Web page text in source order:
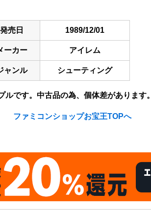
発売日 1989/12/01
ーカー アイレム
ャンル シューティング
ルです。中古品の為、個体差があります。
ファミコンショップお宝王TOPへ